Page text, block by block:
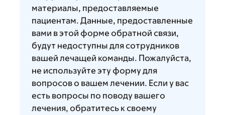
материалы, предоставляемые
пациентам. Данные, предоставленные
вами в этой форме обратной связи,
будут недоступны для сотрудников
вашей лечащей команды. Пожалуйста,
не используйте эту форму для
вопросов о вашем лечении. Если у вас
есть вопросы по поводу вашего
лечения, обратитесь к своему